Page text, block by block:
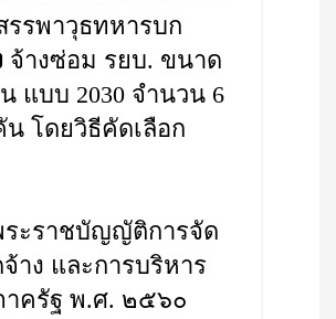
รรพาวุธทหารบก
จ้างซ่อม รยบ. ขนาด
แบบ 2030 จำนวน 6
น โดยวิธีคัดเลือก
ะราชบัญญัติการจัด
าง และการบริหาร
ครัฐ พ.ศ. ๒๕๖๐